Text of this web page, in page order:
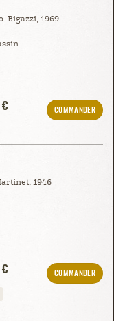
Bigazzi, 1969
€
COMMANDER
1946
€
COMMANDER